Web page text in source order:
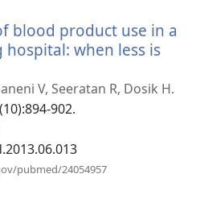
視
窗）
blood product use in a
when less is
V, Seeratan R, Dosik H.
902.
pubmed/24054957